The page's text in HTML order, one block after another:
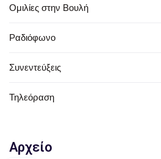
Ομιλίες στην Βουλή
Ραδιόφωνο
Συνεντεύξεις
Τηλεόραση
Αρχείο